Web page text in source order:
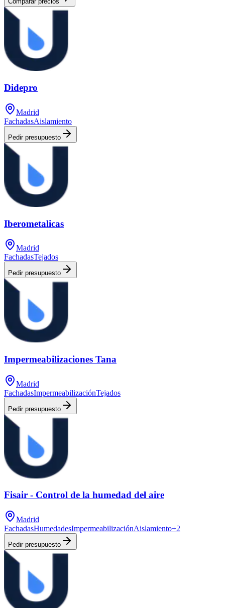
Didepro
Madrid
FachadasAislamiento
Pedir presupuesto
Iberometalicas
Madrid
FachadasTejados
Pedir presupuesto
Impermeabilizaciones Tana
Madrid
FachadasImpermeabilizaciónTejados
Pedir presupuesto
Fisair - Control de la humedad del aire
Madrid
FachadasHumedadesImpermeabilizaciónAislamiento+2
Pedir presupuesto